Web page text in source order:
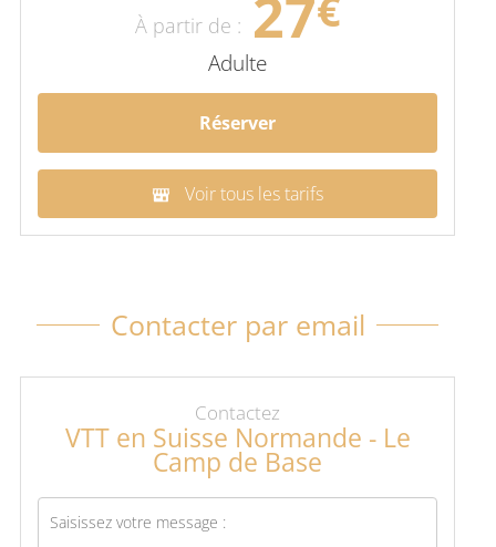
À partir de : 27
Adulte
Réserver
Voir tous les tarifs
Contacter par email
Contactez
VTT en Suisse Normande - Le
Camp de Base